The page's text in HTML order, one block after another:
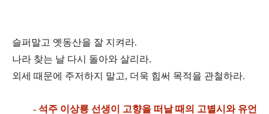
슬퍼말고 옛동산을 잘 지켜라.
나라 찾는 날 다시 돌아와 살리라.
외세 때문에 주저하지 말고, 더욱 힘써 목적을 관철하라.
- 석주 이상룡 선생이 고향을 떠날 때의 고별시와 유언